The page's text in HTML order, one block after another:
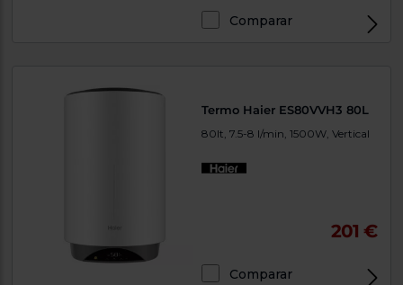
Comparar
Termo Haier ES80VVH3 80L
80lt, 7.5-8 l/min, 1500W, Vertical
201 €
Comparar